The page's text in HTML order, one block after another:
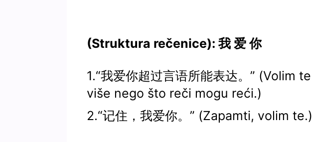
(Struktura rečenice): 我 爱 你
1.“我爱你超过言语所能表达。” (Volim te
više nego što reči mogu reći.)
2.“记住，我爱你。” (Zapamti, volim te.)